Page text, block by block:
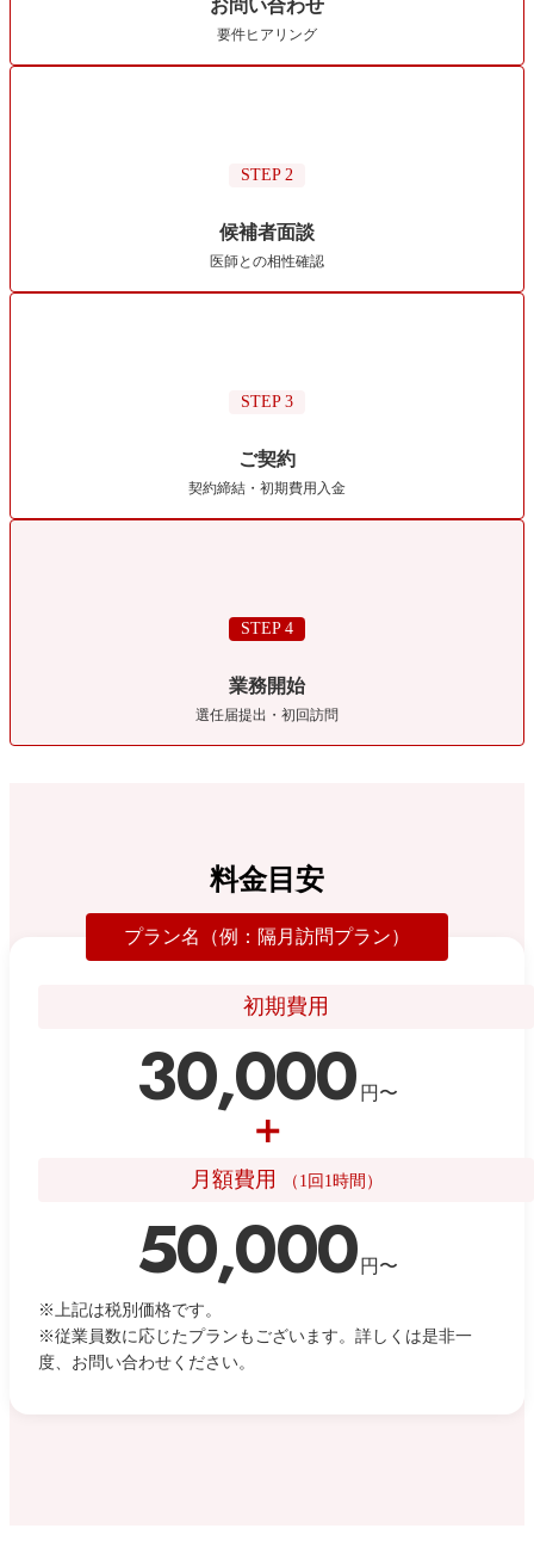
お問い合わせ
要件ヒアリング
STEP 2
候補者面談
医師との相性確認
STEP 3
ご契約
契約締結・初期費用入金
STEP 4
業務開始
選任届提出・初回訪問
料金目安
プラン名（例：隔月訪問プラン）
初期費用
30,000 円〜
＋
月額費用 （1回1時間）
50,000 円〜
※上記は税別価格です。
※従業員数に応じたプランもございます。詳しくは是非一
度、お問い合わせください。